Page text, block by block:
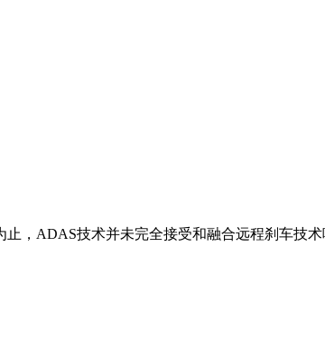
，ADAS技术并未完全接受和融合远程刹车技术